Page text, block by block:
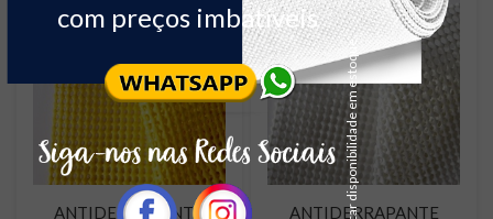
ANTIDERRAPANTE
ANTIDERRAPANTE
*Verificar disponibilidade em estoque
com preços imbatíveis